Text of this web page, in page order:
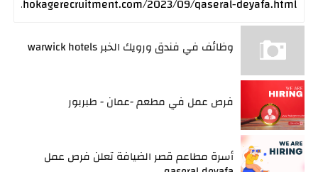
وظائف في فندق ورويك الخبر warwick hotels
فرص عمل في مطعم -عمان - طبربور
أسرة مطاعم قصر الضيافة تعلن فرص عمل